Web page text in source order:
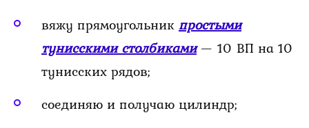
вяжу прямоугольник простыми
тунисскими столбиками— 10 ВП на 10
тунисских рядов;
соединяю и получаю цилиндр;